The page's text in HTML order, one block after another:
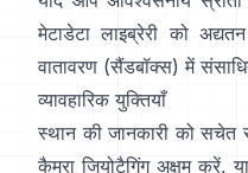
मेटाडेटा लाइब्रेरी को
वातावरण (सैंडबॉक्स) में
व्यावहारिक युक्तियाँ
स्थान की जानकारी को
कैमरा जियोटैगिंग अक्षम करें,